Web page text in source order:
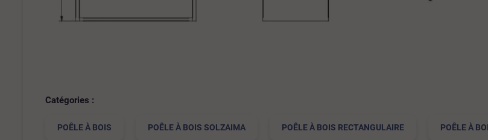
Catégories :
POÊLE À BOIS POÊLE À BOIS SOLZAIMA POÊLE À BOIS RECTANGULAIRE POÊLE À